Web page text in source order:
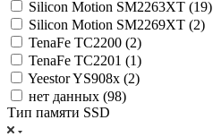
Silicon Motion SM2263XT (19)
Silicon Motion SM2269XT (2)
TenaFe TC2200 (2)
TenaFe TC2201 (1)
Yeestor YS908x (2)
нет данных (98)
Тип памяти SSD